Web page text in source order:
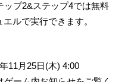
ップ2&ステップ4では無料
ルで実行できます。
11月25日(木) 4:00